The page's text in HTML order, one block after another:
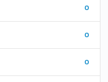
0
0
0